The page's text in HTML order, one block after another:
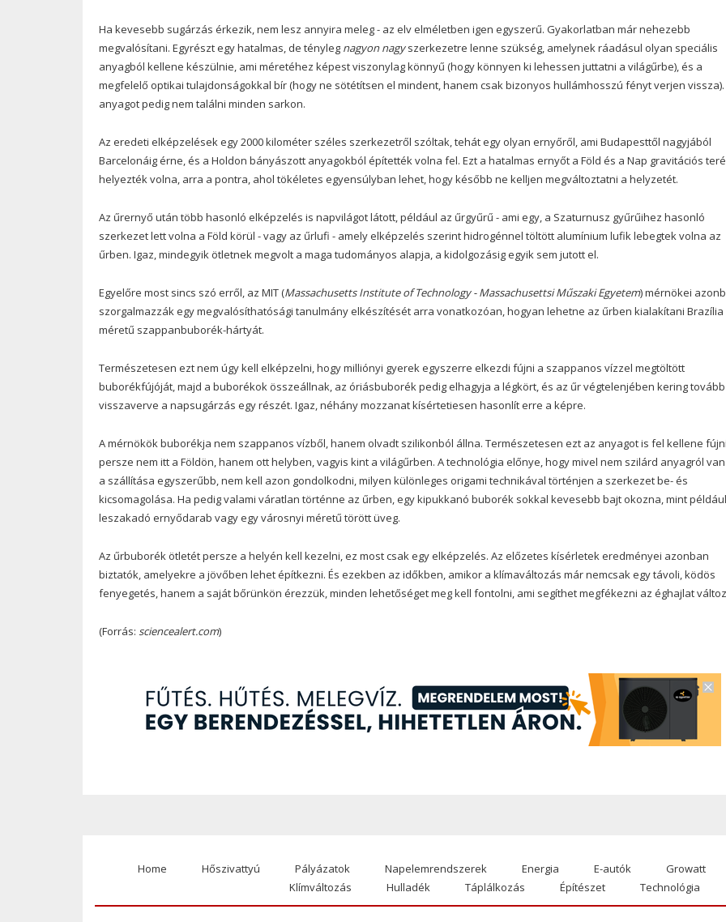
Ha kevesebb sugárzás érkezik, nem lesz annyira meleg - az elv elméletben igen egyszerű. Gyakorlatban már nehezebb
megvalósítani. Egyrészt egy hatalmas, de tényleg nagyon nagyszerkezetre lenne szükség, amelynek ráadásul olyan speciális
anyagból kellene készülnie, ami méretéhez képest viszonylag könnyű (hogy könnyen ki lehessen juttatni a világűrbe), és a
megfelelő optikai tulajdonságokkal bír (hogy ne sötétítsen el mindent, hanem csak bizonyos hullámhosszú fényt verjen vissza).
anyagot pedig nem találni minden sarkon.
Az eredeti elképzelések egy 2000 kilométer széles szerkezetről szóltak, tehát egy olyan ernyőről, ami Budapesttől nagyjából
Barcelonáig érne, és a Holdon bányászott anyagokból építették volna fel. Ezt a hatalmas ernyőt a Föld és a Nap gravitációs
helyezték volna, arra a pontra, ahol tökéletes egyensúlyban lehet, hogy később ne kelljen megváltoztatni a helyzetét.
Az űrernyő után több hasonló elképzelés is napvilágot látott, például az űrgyűrű - ami egy, a Szaturnusz gyűrűihez hasonló
szerkezet lett volna a Föld körül - vagy az űrlufi - amely elképzelés szerint hidrogénnel töltött alumínium lufik lebegtek volna az
űrben. Igaz, mindegyik ötletnek megvolt a maga tudományos alapja, a kidolgozásig egyik sem jutott el.
Egyelőre most sincs szó erről, az MIT (Massachusetts Institute of Technology - Massachusettsi Műszaki Egyetem) mérnökei
szorgalmazzák egy megvalósíthatósági tanulmány elkészítését arra vonatkozóan, hogyan lehetne az űrben kialakítani Brazília
méretű szappanbuborék-hártyát.
Természetesen ezt nem úgy kell elképzelni, hogy milliónyi gyerek egyszerre elkezdi fújni a szappanos vízzel megtöltött
buborékfújóját, majd a buborékok összeállnak, az óriásbuborék pedig elhagyja a légkört, és az űr végtelenjében kering tovább
visszaverve a napsugárzás egy részét. Igaz, néhány mozzanat kísértetiesen hasonlít erre a képre.
A mérnökök buborékja nem szappanos vízből, hanem olvadt szilikonból állna. Természetesen ezt az anyagot is fel kellene
persze nem itt a Földön, hanem ott helyben, vagyis kint a világűrben. A technológia előnye, hogy mivel nem szilárd anyagról
a szállítása egyszerűbb, nem kell azon gondolkodni, milyen különleges origami technikával történjen a szerkezet be- és
kicsomagolása. Ha pedig valami váratlan történne az űrben, egy kipukkanó buborék sokkal kevesebb bajt okozna, mint
leszakadó ernyődarab vagy egy városnyi méretű törött üveg.
Az űrbuborék ötletét persze a helyén kell kezelni, ez most csak egy elképzelés. Az előzetes kísérletek eredményei azonban
biztatók, amelyekre a jövőben lehet építkezni. És ezekben az időkben, amikor a klímaváltozás már nemcsak egy távoli, ködös
fenyegetés, hanem a saját bőrünkön érezzük, minden lehetőséget meg kell fontolni, ami segíthet megfékezni az éghajlat
(Forrás: sciencealert.com)
menu
Home Hőszivattyú Pályázatok Napelemrendszerek Energia E-autók Growatt
Klímváltozás
Hulladék Táplálkozás Építészet Technológia